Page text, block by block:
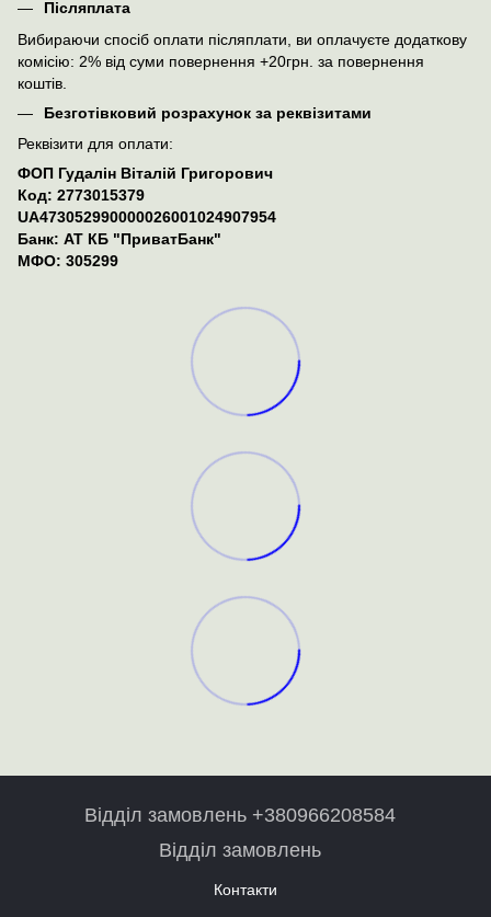
Післяплата
Вибираючи спосіб оплати післяплати, ви оплачуєте додаткову
комісію: 2% від суми повернення +20грн. за повернення
коштів.
Безготівковий розрахунок за реквізитами
Реквізити для оплати:
ФОП Гудалін Віталій Григорович
Код: 2773015379
UA473052990000026001024907954
Банк: АТ КБ "ПриватБанк"
МФО: 305299
Відділ замовлень +380966208584
Відділ замовлень
Контакти